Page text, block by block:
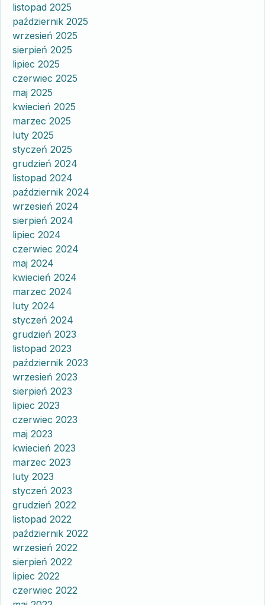
listopad 2025
październik 2025
wrzesień 2025
sierpień 2025
lipiec 2025
czerwiec 2025
maj 2025
kwiecień 2025
marzec 2025
luty 2025
styczeń 2025
grudzień 2024
listopad 2024
październik 2024
wrzesień 2024
sierpień 2024
lipiec 2024
czerwiec 2024
maj 2024
kwiecień 2024
marzec 2024
luty 2024
styczeń 2024
grudzień 2023
listopad 2023
październik 2023
wrzesień 2023
sierpień 2023
lipiec 2023
czerwiec 2023
maj 2023
kwiecień 2023
marzec 2023
luty 2023
styczeń 2023
grudzień 2022
listopad 2022
październik 2022
wrzesień 2022
sierpień 2022
lipiec 2022
czerwiec 2022